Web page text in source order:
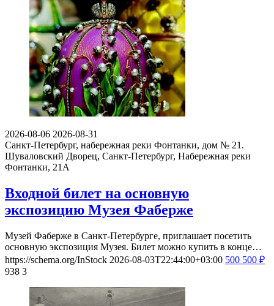
2026-08-06 2026-08-31
Санкт-Петербург, набережная реки Фонтанки, дом № 21.
Шуваловский Дворец, Санкт-Петербург, Набережная реки
Фонтанки, 21А
Входной билет на основную
экспозицию Музея Фаберже
Музей Фаберже в Санкт-Петербурге, приглашает посетить
основную экспозиция Музея. Билет можно купить в конце…
https://schema.org/InStock 2026-08-03T22:44:00+03:00 500 500 ₽
938 3